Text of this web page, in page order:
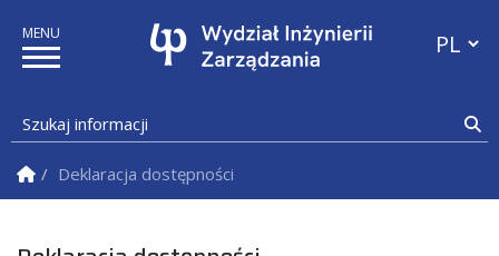
Szukaj informacji
Strona Główna
Deklaracja dostępności